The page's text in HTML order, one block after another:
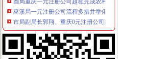
巫溪局一元注册公司流程多措并举化流通领域食品
市局副局长郭翔、重庆0元注册公司副巡视员高印
南岸区户外广告整进入攻坚阶段
经检总队查处某公司虚报注册资本案
市0元注册公司局机关组织干部职工参观全国廉政
巫溪局市1元注册公司场专管所构筑食品消费安全防